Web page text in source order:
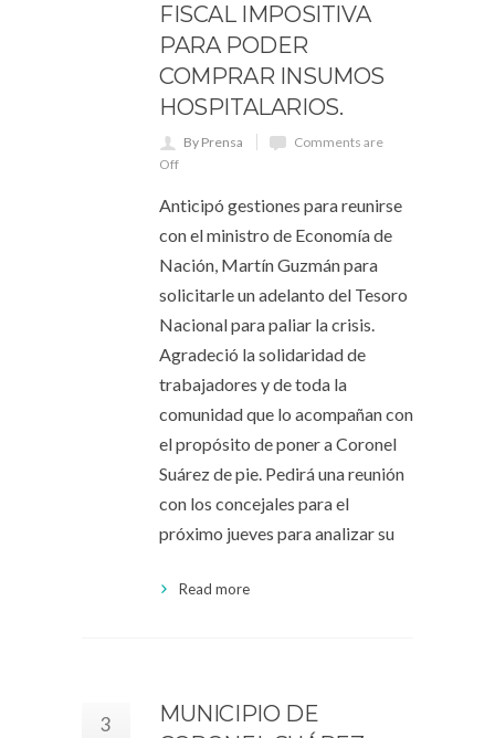
FISCAL IMPOSITIVA
PARA PODER
COMPRAR INSUMOS
HOSPITALARIOS.
By Prensa
Comments are
Off
Anticipó gestiones para reunirse
con el ministro de Economía de
Nación, Martín Guzmán para
solicitarle un adelanto del Tesoro
Nacional para paliar la crisis.
Agradeció la solidaridad de
trabajadores y de toda la
comunidad que lo acompañan con
el propósito de poner a Coronel
Suárez de pie. Pedirá una reunión
con los concejales para el
próximo jueves para analizar su
Read more
3
MUNICIPIO DE